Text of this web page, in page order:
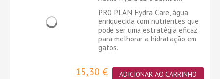
PRO PLAN Hydra Care, água
enriquecida com nutrientes que
pode ser uma estratégia eficaz
para melhorar a hidratação em
gatos.
15,30 € ADICIONAR AO CARRINHO